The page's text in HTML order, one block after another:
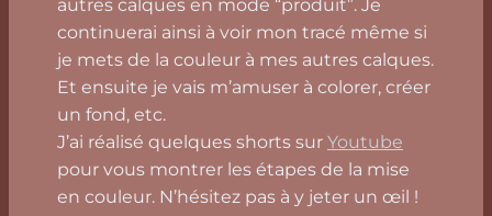
autres calques en mode “produit”. Je
continuerai ainsi à voir mon tracé même si
je mets de la couleur à mes autres calques.
Et ensuite je vais m’amuser à colorer, créer
un fond, etc.
J’ai réalisé quelques shorts sur Youtube
pour vous montrer les étapes de la mise
en couleur. N’hésitez pas à y jeter un œil !